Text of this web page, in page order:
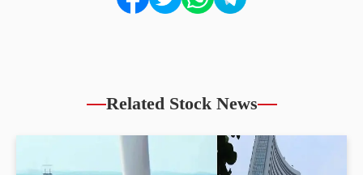
Related Stock News